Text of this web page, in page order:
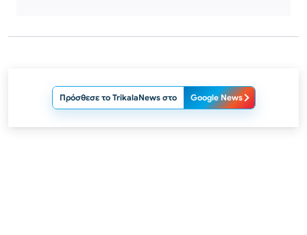
Πρόσθεσε το TrikalaNews στο Google News